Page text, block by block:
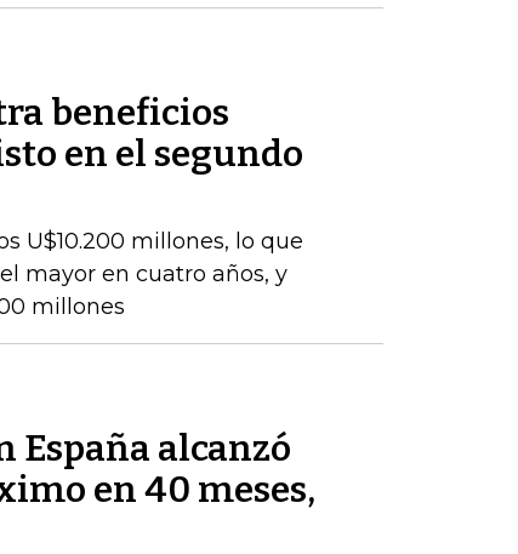
beneficios
en el segundo
U$10.200 millones, lo que
mayor en cuatro años, y
millones
España alcanzó
en 40 meses,